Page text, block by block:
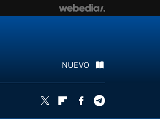
NUEVO
Twitter FlipboardFacebook